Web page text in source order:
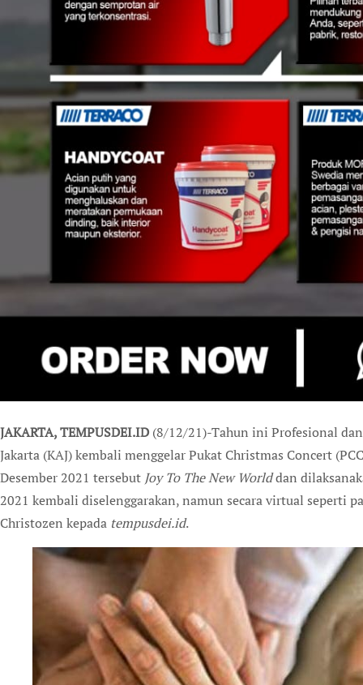
JAKARTA, TEMPUSDEI.ID (8/12/21)-Tahun ini Profesional
Jakarta (KAJ) kembali menggelar Pukat Christmas Concert
Desember 2021 tersebut Joy To The New Worlddan
2021 kembali diselenggarakan, namun secara virtual seperti
Christozen kepada tempusdei.id.